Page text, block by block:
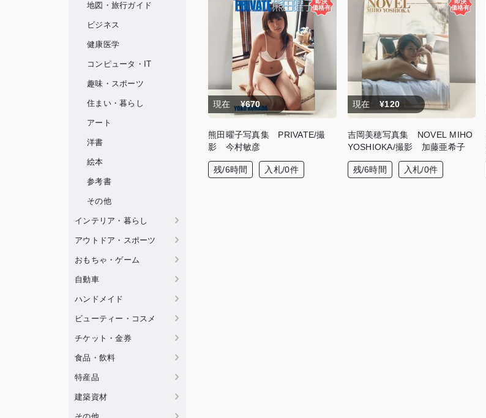
地図・旅行ガイド
ビジネス
健康医学
コンピュータ・IT
趣味・スポーツ
住まい・暮らし
アート
洋書
絵本
参考書
その他
インテリア・暮らし
アウトドア・スポーツ
おもちゃ・ゲーム
自動車
ハンドメイド
ビューティー・コスメ
チケット・金券
食品・飲料
特産品
建築資材
現在 ¥670
熊田曜子写真集 PRIVATE/撮
影 今村敏彦
残/6時間 入札/0件
現在 ¥120
吉岡美穂写真集 NOVEL MIHO
YOSHIOKA/撮影 加藤亜希子
残/6時間 入札/0件